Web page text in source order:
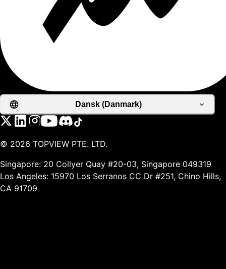
Dansk (Danmark)
© 2026 TOPVIEW PTE. LTD.
Singapore: 20 Collyer Quay #20-03, Singapore 049319
Los Angeles: 15970 Los Serranos CC Dr #251, Chino Hills,
CA 91709